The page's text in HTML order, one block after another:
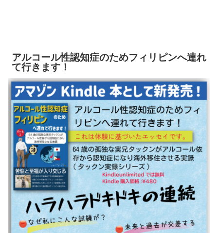
アルコール性認知症のためフィリピンへ連れ
て行きます！